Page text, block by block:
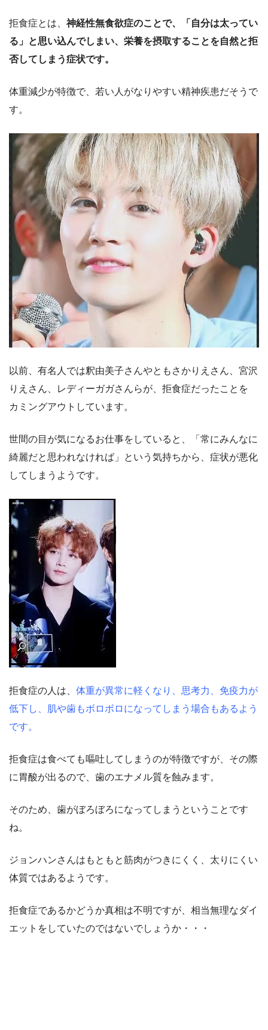
拒食症とは、 神経性無食欲症のことで、「自分は太ってい
る」と思い込んでしまい、栄養を摂取することを自然と拒
否してしまう症状です。
体重減少が特徴で、若い人がなりやすい精神疾患だそうで
す。
以前、有名人では釈由美子さんやともさかりえさん、宮沢
りえさん、レディーガガさんらが、拒食症だったことを
カミングアウトしています。
世間の目が気になるお仕事をしていると、「常にみんなに
綺麗だと思われなければ」という気持ちから、症状が悪化
してしまうようです。
拒食症の人は、 体重が異常に軽くなり、思考力、免疫力が
低下し、肌や歯もボロボロになってしまう場合もあるよう
です。
拒食症は食べても嘔吐してしまうのが特徴ですが、その際
に胃酸が出るので、歯のエナメル質を蝕みます。
そのため、歯がぼろぼろになってしまうということです
ね。
ジョンハンさんはもともと筋肉がつきにくく、太りにくい
体質ではあるようです。
拒食症であるかどうか真相は不明ですが、相当無理なダイ
エットをしていたのではないでしょうか・・・